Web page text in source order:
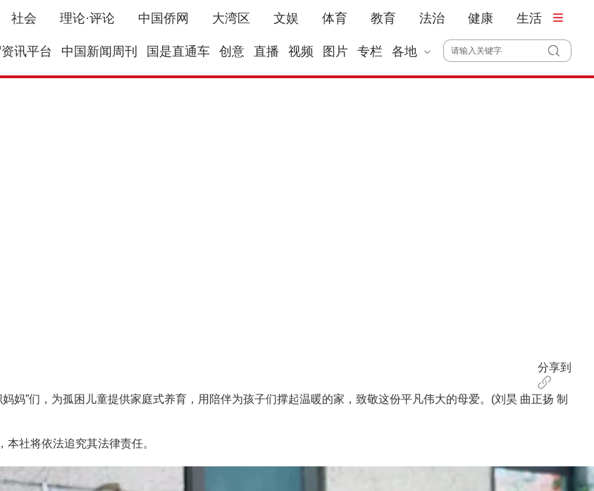
社会 理论·评论 中国侨网 大湾区 文娱 体育 教育 法治 健康 生活
讯平台 中国新闻周刊 国是直通车 创意 直播 视频 图片 专栏 各地
分享到
”们，为孤困儿童提供家庭式养育，用陪伴为孩子们撑起温暖的家，致敬这份平凡伟大的母爱。(刘昊 曲正扬 制
社将依法追究其法律责任。